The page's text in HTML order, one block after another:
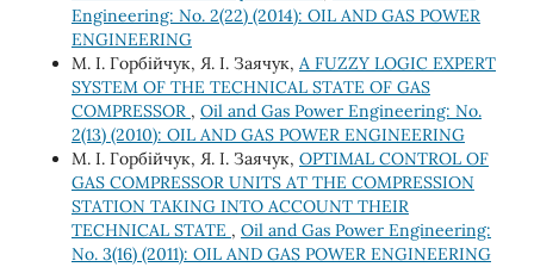
Engineering: No. 2(22) (2014): OIL AND GAS POWER
ENGINEERING
М. І. Горбійчук, Я. І. Заячук, A FUZZY LOGIC EXPERT
SYSTEM OF THE TECHNICAL STATE OF GAS
COMPRESSOR , Oil and Gas Power Engineering: No.
2(13) (2010): OIL AND GAS POWER ENGINEERING
М. І. Горбійчук, Я. І. Заячук, OPTIMAL CONTROL OF
GAS COMPRESSOR UNITS AT THE COMPRESSION
STATION TAKING INTO ACCOUNT THEIR
TECHNICAL STATE , Oil and Gas Power Engineering:
No. 3(16) (2011): OIL AND GAS POWER ENGINEERING